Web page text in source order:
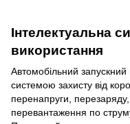
Інтелектуальна
використання
Автомобільний
системою захисту від
перенапруги,
перевантаження по